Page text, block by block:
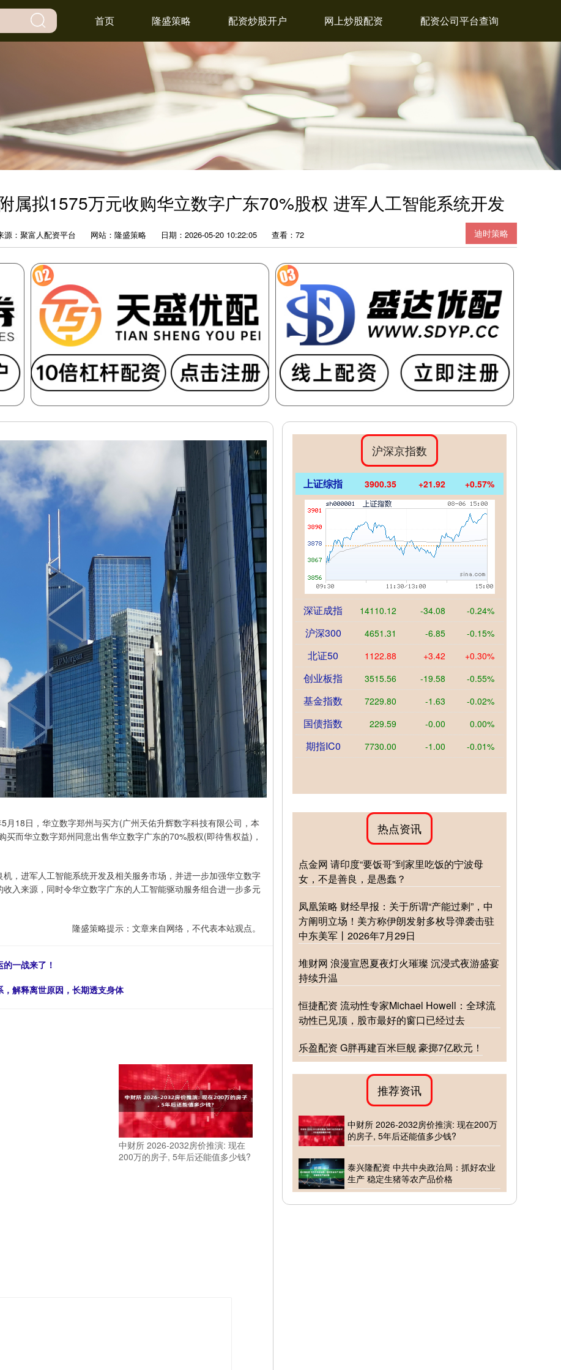
首页 隆盛策略 配资炒股开户 网上炒股配资 配资公司平台查询
属拟1575万元收购华立数字广东70%股权 进军人工智能系统开发
迪时策略
源：聚富人配资平台 网站：隆盛策略 日期：2026-05-20 10:22:05 查看：72
18日，华立数字郑州与买方(广州天佑升辉数字科技有限公司，本
而华立数字郑州同意出售华立数字广东的70%股权(即待售权益)，
，进军人工智能系统开发及相关服务市场，并进一步加强华立数字
入来源，同时令华立数字广东的人工智能驱动服务组合进一步多元
隆盛策略提示：文章来自网络，不代表本站观点。
一战来了！
解释离世原因，长期透支身体
中财所 2026-2032房价推演: 现在
200万的房子, 5年后还能值多少钱?
沪深京指数
上证综指 3900.35 +21.92 +0.57%
深证成指 14110.12 -34.08 -0.24%
沪深300 4651.31 -6.85 -0.15%
北证50 1122.88 +3.42 +0.30%
创业板指 3515.56 -19.58 -0.55%
基金指数 7229.80 -1.63 -0.02%
国债指数 229.59 -0.00 0.00%
期指IC0 7730.00 -1.00 -0.01%
热点资讯
点金网 请印度“要饭哥”到家里吃饭的宁波母
女，不是善良，是愚蠢？
凤凰策略 财经早报：关于所谓“产能过剩”，中
方阐明立场！美方称伊朗发射多枚导弹袭击驻
中东美军丨2026年7月29日
堆财网 浪漫宣恩夏夜灯火璀璨 沉浸式夜游盛宴
持续升温
恒捷配资 流动性专家Michael Howell：全球流
动性已见顶，股市最好的窗口已经过去
乐盈配资 G胖再建百米巨舰 豪掷7亿欧元！
推荐资讯
中财所 2026-2032房价推演: 现在200万
的房子, 5年后还能值多少钱?
泰兴隆配资 中共中央政治局：抓好农业
生产 稳定生猪等农产品价格